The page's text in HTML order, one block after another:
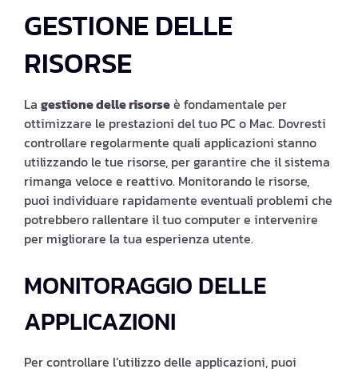
GESTIONE DELLE
RISORSE
La gestione delle risorseè fondamentale per
ottimizzare le prestazioni del tuo PC o Mac. Dovresti
controllare regolarmente quali applicazioni stanno
utilizzando le tue risorse, per garantire che il sistema
rimanga veloce e reattivo. Monitorando le risorse,
puoi individuare rapidamente eventuali problemi che
potrebbero rallentare il tuo computer e intervenire
per migliorare la tua esperienza utente.
MONITORAGGIO DELLE
APPLICAZIONI
Per controllare l’utilizzo delle applicazioni, puoi